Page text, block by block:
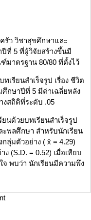
รัว วิชาสุขศึกษาและ
ที่ 5 ที่ผู้วิจัยสร้างขึ้นมี
มาตรฐาน 80/80 ที่ตั้งไว้
เรียนสำเร็จรูป เรื่อง ชีวิต
กษาปีที่ 5 มีค่าเฉลี่ยหลัง
งสถิติที่ระดับ .05
นด้วยบทเรียนสำเร็จรูป
ะพลศึกษา สำหรับนักเรียน
ลุ่มตัวอย่าง ( x̄ = 4.29)
(S.D. = 0.52) เมื่อเทียบ
พบว่า นักเรียนมีความพึง